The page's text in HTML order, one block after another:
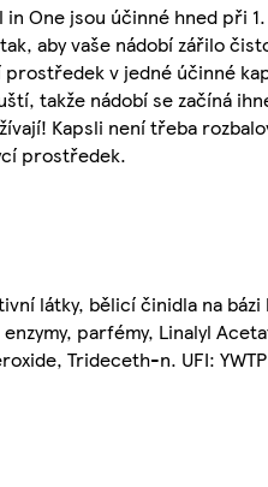
One jsou účinné hned při
aby vaše nádobí zářilo
v jedné účinné
takže nádobí se začíná
Kapsli není třeba
prostředek.
látky, bělicí činidla na bázi
parfémy, Linalyl
Trideceth-n. UFI: